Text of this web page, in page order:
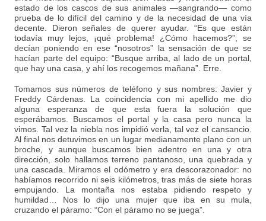
estado de los cascos de sus animales —sangrando— como
prueba de lo difícil del camino y de la necesidad de una vía
decente. Dieron señales de querer ayudar. “Es que están
todavía muy lejos, ¡qué problema! ¿Cómo hacemos?”, se
decían poniendo en ese “nosotros” la sensación de que se
hacían parte del equipo: “Busque arriba, al lado de un portal,
que hay una casa, y ahí los recogemos mañana”. Erre.
Tomamos sus números de teléfono y sus nombres: Javier y
Freddy Cárdenas. La coincidencia con mi apellido me dio
alguna esperanza de que esta fuera la solución que
esperábamos. Buscamos el portal y la casa pero nunca la
vimos. Tal vez la niebla nos impidió verla, tal vez el cansancio.
Al final nos detuvimos en un lugar medianamente plano con un
broche, y aunque buscamos bien adentro en una y otra
dirección, solo hallamos terreno pantanoso, una quebrada y
una cascada. Miramos el odómetro y era descorazonador: no
habíamos recorrido ni seis kilómetros, tras más de siete horas
empujando. La montaña nos estaba pidiendo respeto y
humildad… Nos lo dijo una mujer que iba en su mula,
cruzando el páramo: “Con el páramo no se juega”.